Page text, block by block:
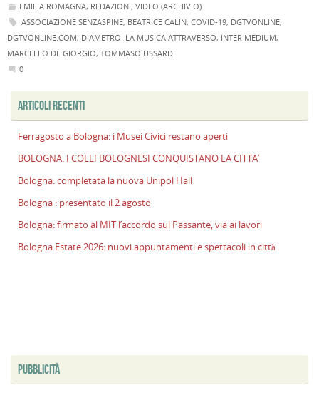
EMILIA ROMAGNA, REDAZIONI, VIDEO (ARCHIVIO)
ASSOCIAZIONE SENZASPINE, BEATRICE CALIN, COVID-19, DGTVONLINE,
DGTVONLINE.COM, DIAMETRO. LA MUSICA ATTRAVERSO, INTER MEDIUM,
MARCELLO DE GIORGIO, TOMMASO USSARDI
0
ARTICOLI RECENTI
Ferragosto a Bologna: i Musei Civici restano aperti
BOLOGNA: I COLLI BOLOGNESI CONQUISTANO LA CITTA’
Bologna: completata la nuova Unipol Hall
Bologna : presentato il 2 agosto
Bologna: firmato al MIT l’accordo sul Passante, via ai lavori
Bologna Estate 2026: nuovi appuntamenti e spettacoli in città
PUBBLICITÀ